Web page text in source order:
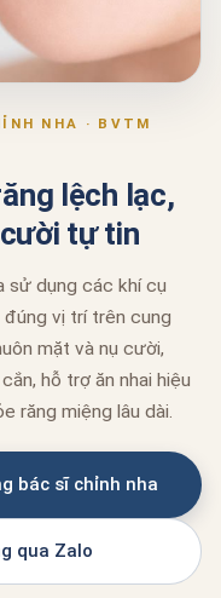
NHA · BVTM
lệch lạc,
tự tin
sử dụng các khí cụ
đúng vị trí trên cung
mặt và nụ cười,
hỗ trợ ăn nhai hiệu
răng miệng lâu dài.
bác sĩ chỉnh nha
qua Zalo